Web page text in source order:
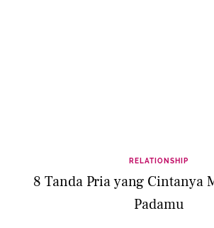
RELATIONSHIP
8 Tanda Pria yang Cintanya
Padamu